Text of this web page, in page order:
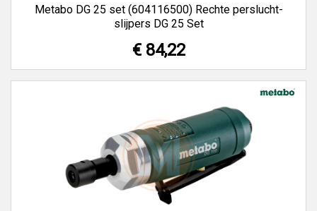
Metabo DG 25 set (604116500) Rechte perslucht-
slijpers DG 25 Set
€ 84,22